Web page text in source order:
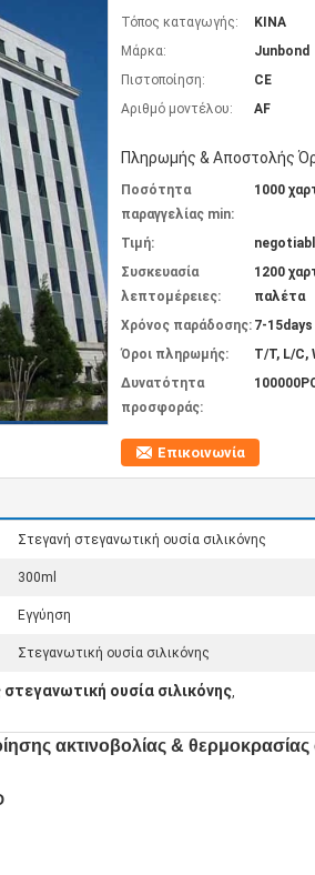
Τόπος καταγωγής:
ΚΙΝΑ
Μάρκα:
Junbond
Πιστοποίηση:
CE
Αριθμό μοντέλου:
AF
Πληρωμής & Αποστολής
Ποσότητα
παραγγελίας min:
1000
Τιμή:
Συσκευασία
λεπτομέρειες:
1200
παλέτα
Χρόνος παράδοσης: 7-15days
Όροι πληρωμής:
T/T, L/C,
Δυνατότητα
προσφοράς:
Επικοινωνία
Στεγανή στεγανωτική ουσία σιλικόνης
300ml
Εγγύηση
Στεγανωτική ουσία σιλικόνης
στεγανωτική ουσία σιλικόνης,
ακτινοβολίας & θερμοκρασίας